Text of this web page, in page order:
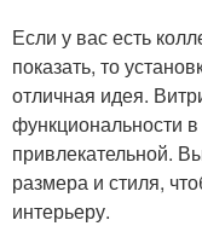
Если у вас есть
показать, то
отличная идея.
функциональности
привлекательной.
размера и стиля,
интерьеру.